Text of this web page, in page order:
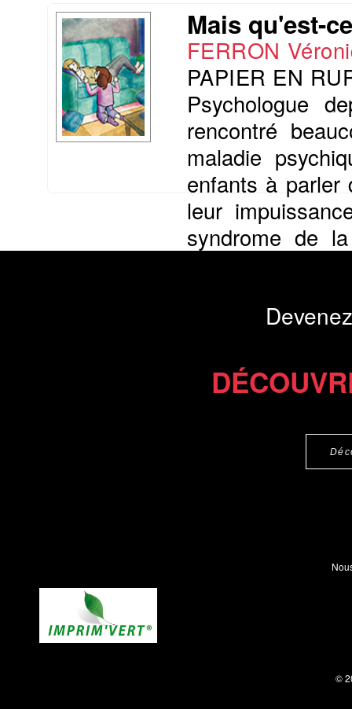
Mais qu'est-
FERRON
PAPIER EN
Psychologue
rencontré
maladie
enfants à parler
leur
syndrome de
©